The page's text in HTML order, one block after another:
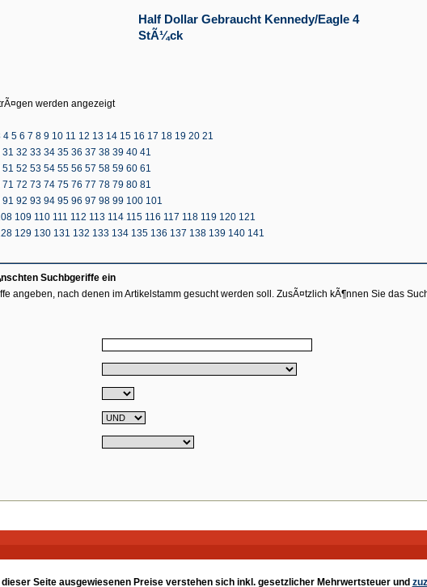
Half Dollar Gebraucht Kennedy/Eagle 4
StÃ¼ck
werden angezeigt
4 5 6 7 8 9 10 11 12 13 14 15 16 17 18 19 20 21
31 32 33 34 35 36 37 38 39 40 41
51 52 53 54 55 56 57 58 59 60 61
71 72 73 74 75 76 77 78 79 80 81
91 92 93 94 95 96 97 98 99 100 101
109 110 111 112 113 114 115 116 117 118 119 120 121
129 130 131 132 133 134 135 136 137 138 139 140 141
Suchbgeriffe ein
angeben, nach denen im Artikelstamm gesucht werden soll. ZusÃ¤tzlich kÃ¶nnen Sie das
Seite ausgewiesenen Preise verstehen sich inkl. gesetzlicher Mehrwertsteuer und